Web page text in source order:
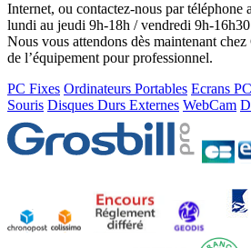
Internet, ou contactez-nous par téléphone
lundi au jeudi 9h-18h / vendredi 9h-
Nous vous attendons dès maintenant
de l’équipement pour professionnel.
PC Fixes Ordinateurs Portables Ecrans PC
Souris Disques Durs Externes WebCam